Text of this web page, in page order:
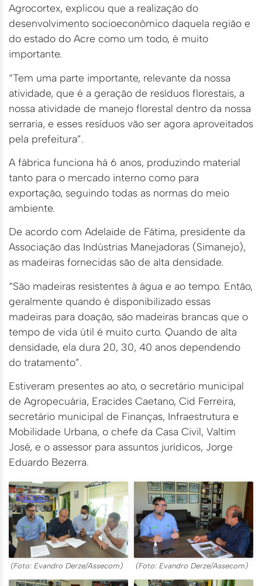
Agrocortex, explicou que a realização do
desenvolvimento socioeconômico daquela região e
do estado do Acre como um todo, é muito
importante.
“Tem uma parte importante, relevante da nossa
atividade, que é a geração de resíduos florestais, a
nossa atividade de manejo florestal dentro da nossa
serraria, e esses resíduos vão ser agora aproveitados
pela prefeitura”.
A fábrica funciona há 6 anos, produzindo material
tanto para o mercado interno como para
exportação, seguindo todas as normas do meio
ambiente.
De acordo com Adelaide de Fátima, presidente da
Associação das Indústrias Manejadoras (Simanejo),
as madeiras fornecidas são de alta densidade.
“São madeiras resistentes à água e ao tempo. Então,
geralmente quando é disponibilizado essas
madeiras para doação, são madeiras brancas que o
tempo de vida útil é muito curto. Quando de alta
densidade, ela dura 20, 30, 40 anos dependendo
do tratamento”.
Estiveram presentes ao ato, o secretário municipal
de Agropecuária, Eracides Caetano, Cid Ferreira,
secretário municipal de Finanças, Infraestrutura e
Mobilidade Urbana, o chefe da Casa Civil, Valtim
José, e o assessor para assuntos jurídicos, Jorge
Eduardo Bezerra.
(Foto: Evandro Derze/Assecom) (Foto: Evandro Derze/Assecom)